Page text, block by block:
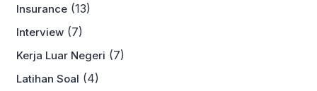
Insurance (13)
Interview (7)
Kerja Luar Negeri (7)
Latihan Soal (4)